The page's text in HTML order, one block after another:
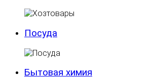
Посуда
Бытовая химия